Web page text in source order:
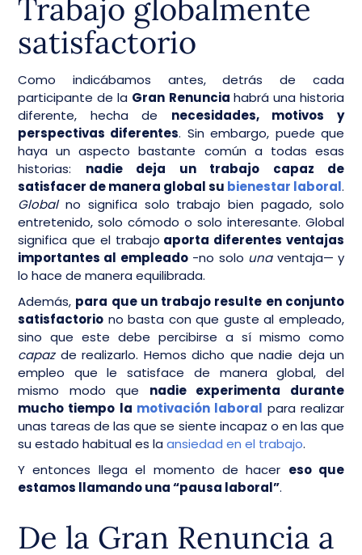
Trabajo globalmente
satisfactorio
Como indicábamos antes, detrás de cada
participante de la Gran Renuncia habrá una historia
diferente, hecha de necesidades, motivos y
perspectivas diferentes. Sin embargo, puede que
haya un aspecto bastante común a todas esas
historias: nadie deja un trabajo capaz de
satisfacer de manera global su bienestar laboral.
Globalno significa solo trabajo bien pagado, solo
entretenido, solo cómodo o solo interesante. Global
significa que el trabajo aporta diferentes ventajas
importantes al empleado-no solo unaventaja— y
lo hace de manera equilibrada.
Además, para que un trabajo resulte en conjunto
satisfactorio no basta con que guste al empleado,
sino que este debe percibirse a sí mismo como
capazde realizarlo. Hemos dicho que nadie deja un
empleo que le satisface de manera global, del
mismo modo que nadie experimenta durante
mucho tiempo la motivación laboral para realizar
unas tareas de las que se siente incapaz o en las que
su estado habitual es la ansiedad en el trabajo.
Y entonces llega el momento de hacer eso que
estamos llamando una “pausa laboral”.
De la Gran Renuncia a